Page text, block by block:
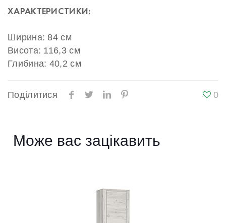
ХАРАКТЕРИСТИКИ:
Ширина: 84 см
Висота: 116,3 см
Глибина: 40,2 см
Поділитися 0
Може вас зацікавить